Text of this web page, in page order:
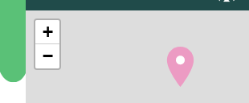
+
−